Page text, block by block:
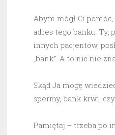
Abym mógł Ci
adres tego banku. Ty,
innych pacjentów,
„bank”. A to nic nie
Skąd Ja mogę
spermy, bank krwi,
Pamiętaj – trzeba po